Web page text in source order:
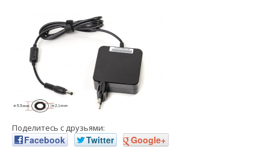
Поделитесь с друзьями:
Facebook Twitter Google+